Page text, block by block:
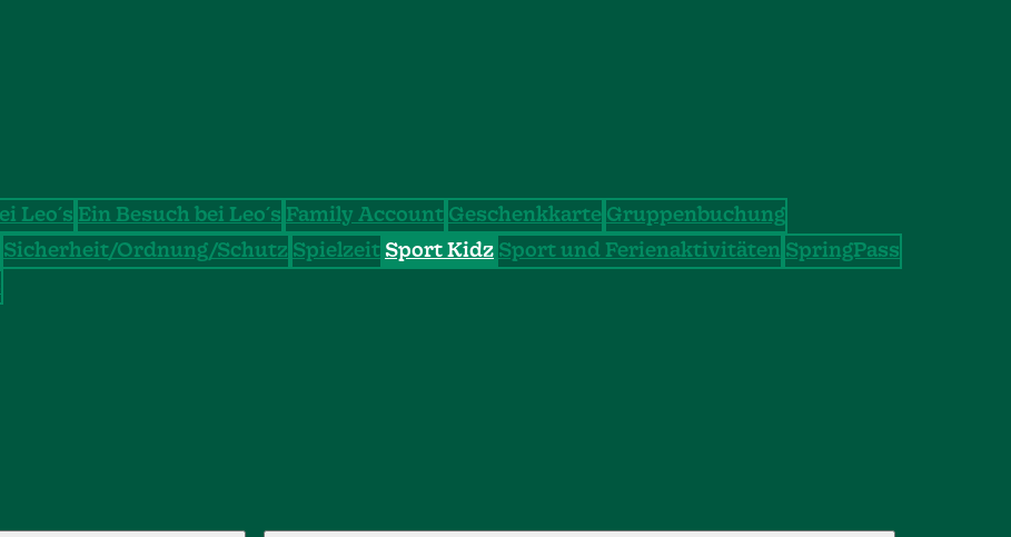
Leo´s Ein Besuch bei Leo´s Family Account Geschenkkarte Gruppenbuchung
Sicherheit/Ordnung/Schutz Spielzeit Sport Kidz Sport und Ferienaktivitäten SpringPass